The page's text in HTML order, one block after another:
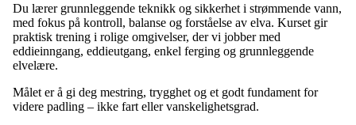
Du lærer grunnleggende teknikk og sikkerhet i strømmende vann,
med fokus på kontroll, balanse og forståelse av elva. Kurset gir
praktisk trening i rolige omgivelser, der vi jobber med
eddieinngang, eddieutgang, enkel ferging og grunnleggende
elvelære.
Målet er å gi deg mestring, trygghet og et godt fundament for
videre padling – ikke fart eller vanskelighetsgrad.